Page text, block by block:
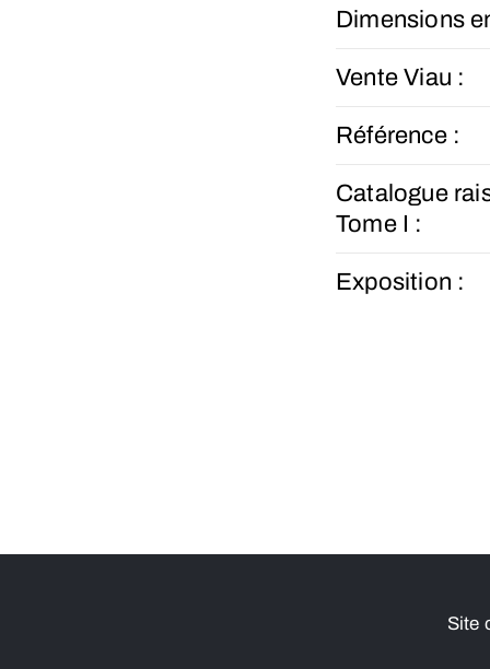
Dimensions
Vente Viau :
Référence :
Catalogue
Tome I :
Exposition :
Site